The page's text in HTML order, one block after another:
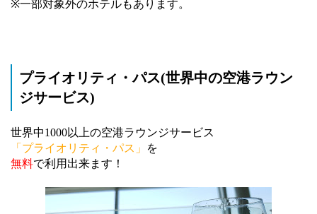
※一部対象外のホテルもあります。
プライオリティ・パス(世界中の空港ラウン
ジサービス)
世界中1000以上の空港ラウンジサービス
「プライオリティ・パス」
を
無料で利用出来ます！